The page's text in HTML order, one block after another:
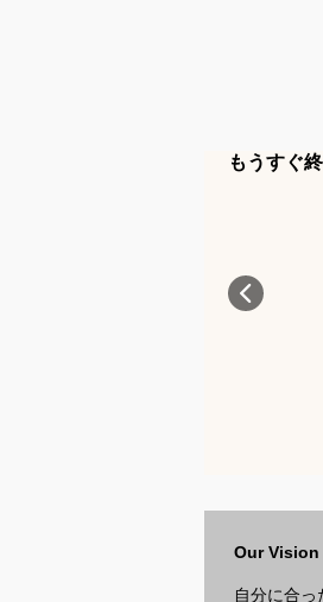
もうすぐ
Our Vision
自分に合